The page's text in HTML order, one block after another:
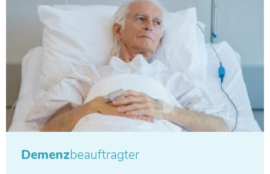
Demenzbeauftragter